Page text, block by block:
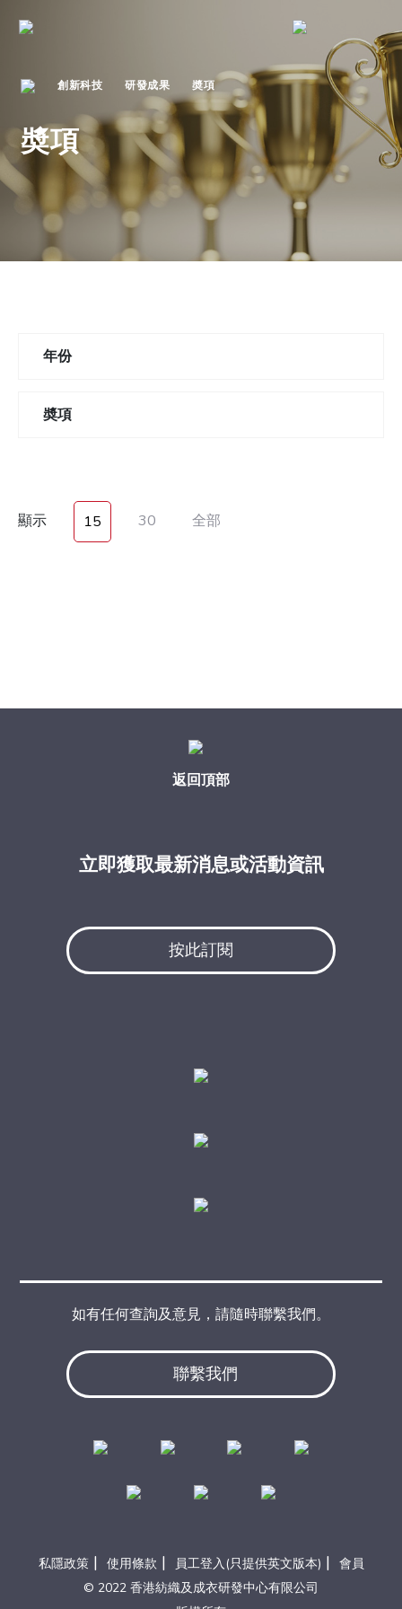
創新科技 研發成果 奬項
奬項
年份
奬項
顯示 15 30 全部
返回頂部
立即獲取最新消息或活動資訊
按此訂閱
聯繫我們
如有任何查詢及意見，請隨時聯繫我們。
私隱政策 | 使用條款 | 員工登入(只提供英文版本) | 會員
© 2022 香港紡織及成衣研發中心有限公司